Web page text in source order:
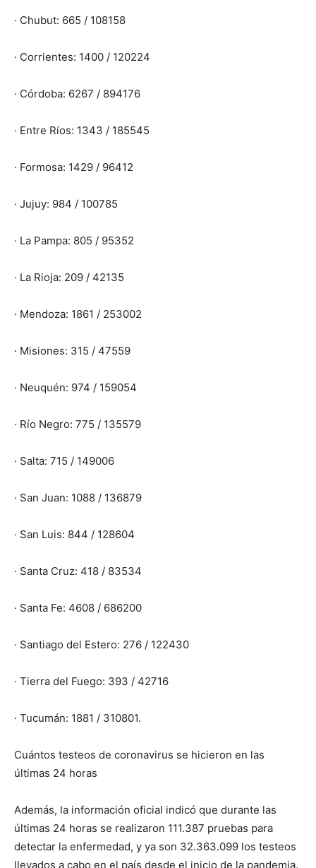
· Chubut: 665 / 108158
· Corrientes: 1400 / 120224
· Córdoba: 6267 / 894176
· Entre Ríos: 1343 / 185545
· Formosa: 1429 / 96412
· Jujuy: 984 / 100785
· La Pampa: 805 / 95352
· La Rioja: 209 / 42135
· Mendoza: 1861 / 253002
· Misiones: 315 / 47559
· Neuquén: 974 / 159054
· Río Negro: 775 / 135579
· Salta: 715 / 149006
· San Juan: 1088 / 136879
· San Luis: 844 / 128604
· Santa Cruz: 418 / 83534
· Santa Fe: 4608 / 686200
· Santiago del Estero: 276 / 122430
· Tierra del Fuego: 393 / 42716
· Tucumán: 1881 / 310801.
Cuántos testeos de coronavirus se hicieron en las
últimas 24 horas
Además, la información oficial indicó que durante las
últimas 24 horas se realizaron 111.387 pruebas para
detectar la enfermedad, y ya son 32.363.099 los testeos
llevados a cabo en el país desde el inicio de la pandemia.